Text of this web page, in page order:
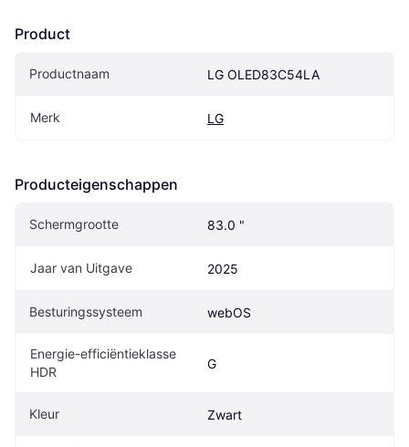
Product
Productnaam LG OLED83C54LA
Merk LG
Producteigenschappen
Schermgrootte 83.0 "
Jaar van Uitgave 2025
Besturingssysteem webOS
Energie-efficiëntieklasse
HDR
G
Kleur Zwart